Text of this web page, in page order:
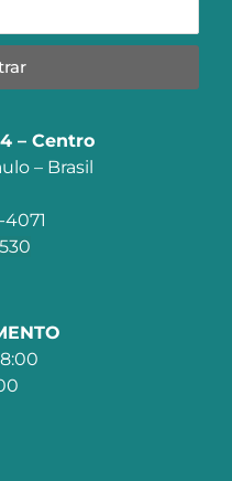
– Centro
– Brasil
4071